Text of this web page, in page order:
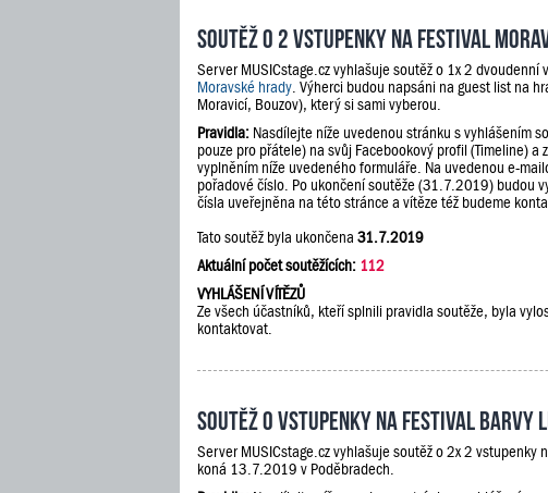
Soutěž o 2 vstupenky na festival
Server MUSICstage.cz vyhlašuje soutěž o 1x 2 dvoudenní
Moravské hrady . Výherci budou napsáni na guest list na
Moravicí, Bouzov), který si sami vyberou.
Pravidla: Nasdílejte níže uvedenou stránku s vyhlášením
pouze pro přátele) na svůj Facebookový profil (Timeline) a
vyplněním níže uvedeného formuláře. Na uvedenou e-
pořadové číslo. Po ukončení soutěže (31.7.2019) budou
čísla uveřejněna na této stránce a vítěze též budeme
Tato soutěž byla ukončena 31.7.2019
Aktuální počet soutěžících: 112
VYHLÁŠENÍ VÍTĚZŮ
Ze všech účastníků, kteří splnili pravidla soutěže, byla
kontaktovat.
Soutěž o vstupenky na festival Barvy
Server MUSICstage.cz vyhlašuje soutěž o 2x 2 vstupenky
koná 13.7.2019 v Poděbradech.